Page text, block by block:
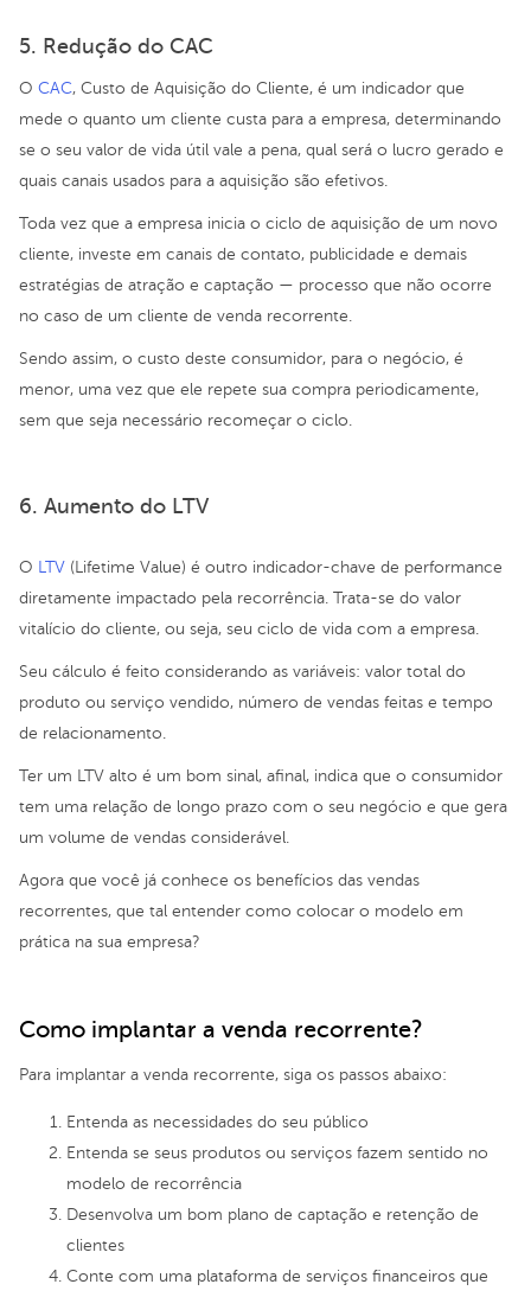
5. Redução do CAC
O CAC, Custo de Aquisição do Cliente, é um indicador que
mede o quanto um cliente custa para a empresa, determinando
se o seu valor de vida útil vale a pena, qual será o lucro gerado e
quais canais usados para a aquisição são efetivos.
Toda vez que a empresa inicia o ciclo de aquisição de um novo
cliente, investe em canais de contato, publicidade e demais
estratégias de atração e captação — processo que não ocorre
no caso de um cliente de venda recorrente.
Sendo assim, o custo deste consumidor, para o negócio, é
menor, uma vez que ele repete sua compra periodicamente,
sem que seja necessário recomeçar o ciclo.
6. Aumento do LTV
O LTV (Lifetime Value) é outro indicador-chave de performance
diretamente impactado pela recorrência. Trata-se do valor
vitalício do cliente, ou seja, seu ciclo de vida com a empresa.
Seu cálculo é feito considerando as variáveis: valor total do
produto ou serviço vendido, número de vendas feitas e tempo
de relacionamento.
Ter um LTV alto é um bom sinal, afinal, indica que o consumidor
tem uma relação de longo prazo com o seu negócio e que gera
um volume de vendas considerável.
Agora que você já conhece os benefícios das vendas
recorrentes, que tal entender como colocar o modelo em
prática na sua empresa?
Como implantar a venda recorrente?
Para implantar a venda recorrente, siga os passos abaixo:
Entenda as necessidades do seu público
Entenda se seus produtos ou serviços fazem sentido no
modelo de recorrência
Desenvolva um bom plano de captação e retenção de
clientes
Conte com uma plataforma de serviços financeiros que